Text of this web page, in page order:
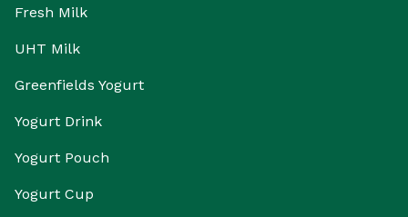
Fresh Milk
UHT Milk
Greenfields Yogurt
Yogurt Drink
Yogurt Pouch
Yogurt Cup